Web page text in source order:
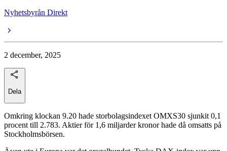
Nyhetsbyrån Direkt
2 december, 2025
Dela
Omkring klockan 9.20 hade storbolagsindexet OMXS30 sjunkit 0,1
procent till 2.783. Aktier för 1,6 miljarder kronor hade då omsatts på
Stockholmsbörsen.